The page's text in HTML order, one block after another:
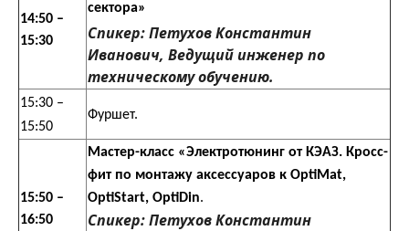
14:50 –
15:30
сектора»
Спикер: Петухов Константин
Иванович, Ведущий инженер по
техническому обучению.
15:30 –
15:50
Фуршет.
15:50 –
16:50
Мастер-класс «Электротюнинг от КЭАЗ. Кросс-
фит по монтажу аксессуаров к OptiMat,
OptiStart, OptiDin.
Спикер: Петухов Константин